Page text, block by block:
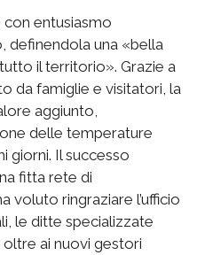
entusiasmo
definendola una «bella
il territorio». Grazie a
da famiglie e visitatori, la
aggiunto,
delle temperature
giorni. Il successo
fitta rete di
voluto ringraziare l’ufficio
le ditte specializzate
oltre ai nuovi gestori